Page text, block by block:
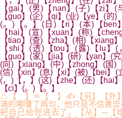
【gai】(男)【nan】(子)【zi】
【guo】(企)【qi】(业)【ye】(的)
(。)【。】(日)【ri】(本)【ben
【hai】(宣)【xuan】(称)【
【tiao】(查)【zha】(相)【xiang
【shi】(透)【tou】(露)【lu】
【guo】(家)【jia】(研)【yan】(
(向)【xiang】(中)【zhong】(国)
(信)【xin】(息)【xi】(被)【bei】(
(，)【，】(这)【zhe】(还)【hai
【ci】(。)【。】
△【 】♒【 】✍【另】【外
满的嘟囔了两句，他只是不信黄
把自己给兜进去了。【从】─【